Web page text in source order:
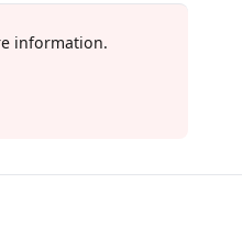
information.